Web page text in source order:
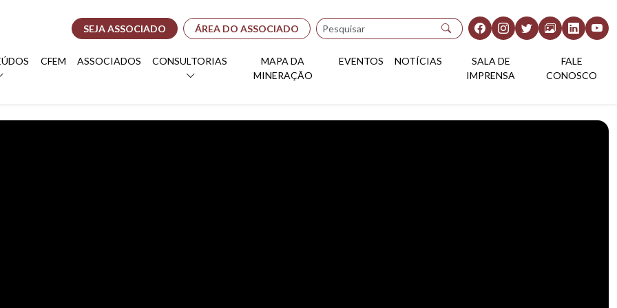
SEJA ASSOCIADO ÁREA DO ASSOCIADO Pesquisar
CFEM ASSOCIADOS CONSULTORIAS
MAPA DA
MINERAÇÃO
EVENTOS NOTÍCIAS
SALA DE
IMPRENSA
FALE
CONOSCO